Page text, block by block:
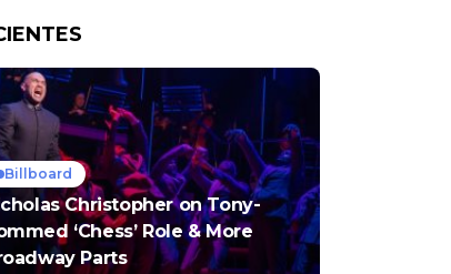
Billboard
Christopher on Tony-
‘Chess’ Role & More
Parts